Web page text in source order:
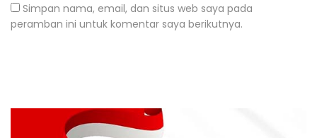
Simpan nama, email, dan situs web saya pada
peramban ini untuk komentar saya berikutnya.